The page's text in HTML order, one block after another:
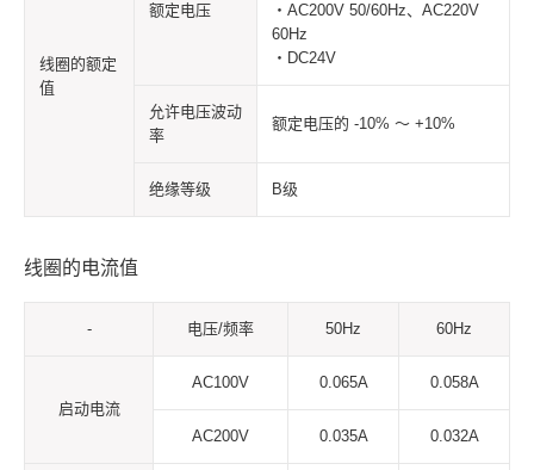
线圈的额定
值
额定电压
・AC200V 50/60Hz、AC220V
60Hz
・DC24V
允许电压波动
率
额定电压的 -10% ～ +10%
绝缘等级 B级
线圈的电流值
- 电压/频率 50Hz 60Hz
启动电流
AC100V 0.065A 0.058A
AC200V 0.035A 0.032A